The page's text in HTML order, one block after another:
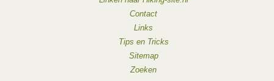
Contact
Links
Tips en Tricks
Sitemap
Zoeken